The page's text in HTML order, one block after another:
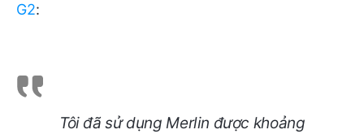
G2:
Tôi đã sử dụng Merlin được khoảng